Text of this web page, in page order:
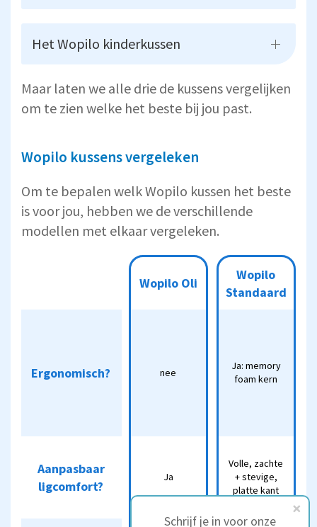
Het Wopilo kinderkussen
Maar laten we alle drie de kussens vergelijken
om te zien welke het beste bij jou past.
Wopilo kussens vergeleken
Om te bepalen welk Wopilo kussen het beste
is voor jou, hebben we de verschillende
modellen met elkaar vergeleken.
Wopilo Oli
Wopilo
Standaard
Ergonomisch? nee
Ja: memory
foam kern
foam
Aanpasbaar
ligcomfort?
Ja
zachte +
stevige,
platte kant
kern
Wopilo Oli
nee
Ja
Wopilo
Standaard
Ja: memory
foam kern
Volle, zachte
+ stevige,
platte kant
Ergonomisch?
Aanpasbaar
ligcomfort?
Schrijf je in voor onze